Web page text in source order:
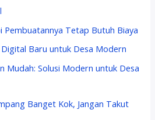
Pembuatannya Tetap Butuh Biaya
Baru untuk Desa Modern
Mudah: Solusi Modern untuk Desa
Banget Kok, Jangan Takut